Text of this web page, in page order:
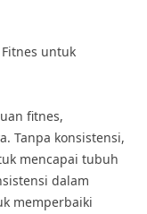
untuk
fitnes,
Tanpa konsistensi,
mencapai tubuh
dalam
memperbaiki